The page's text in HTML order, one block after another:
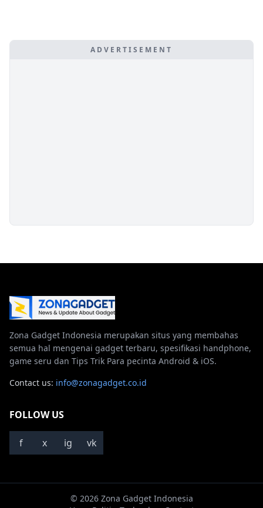
ADVERTISEMENT
Zona Gadget Indonesia merupakan situs yang membahas
semua hal mengenai gadget terbaru, spesifikasi handphone,
game seru dan Tips Trik Para pecinta Android & iOS.
Contact us: info@zonagadget.co.id
FOLLOW US
f x ig vk
© 2026 Zona Gadget Indonesia